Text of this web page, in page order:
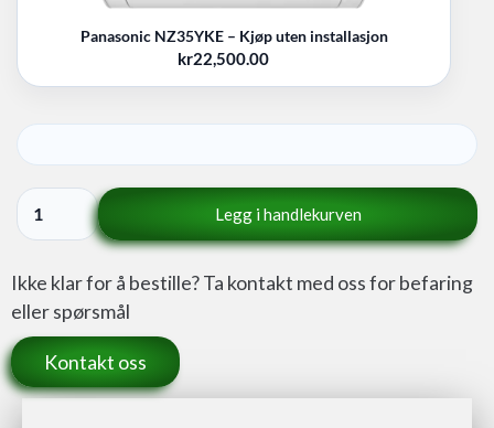
Panasonic NZ35YKE – Kjøp uten installasjon
kr22,500.00
Legg i handlekurven
Ikke klar for å bestille? Ta kontakt med oss for befaring
eller spørsmål
Kontakt oss